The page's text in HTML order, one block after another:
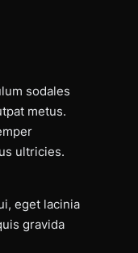
sodales
metus.
ultricies.
eget lacinia
gravida